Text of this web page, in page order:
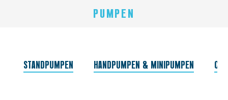
PUMPEN
STANDPUMPEN HANDPUMPEN & MINIPUMPEN